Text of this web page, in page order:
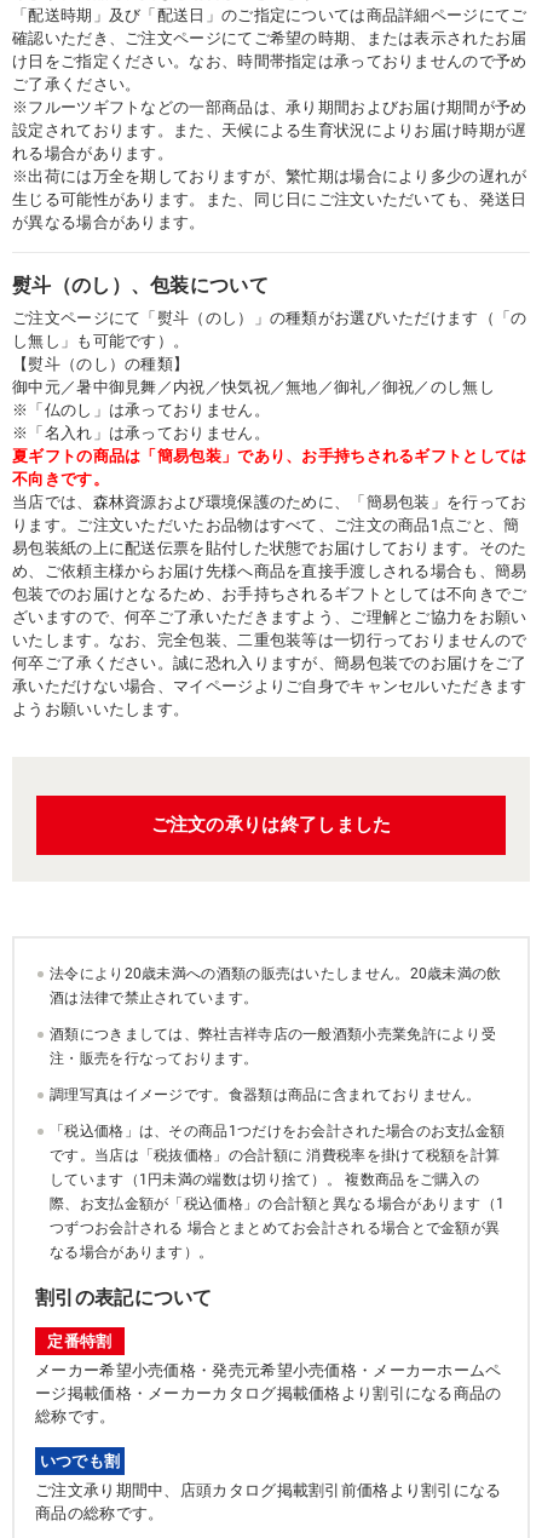
「配送時期」及び「配送日」のご指定については商品詳細ページにてご
確認いただき、ご注文ページにてご希望の時期、または表示されたお届
け日をご指定ください。なお、時間帯指定は承っておりませんので予め
ご了承ください。
※フルーツギフトなどの一部商品は、承り期間およびお届け期間が予め
設定されております。また、天候による生育状況によりお届け時期が遅
れる場合があります。
※出荷には万全を期しておりますが、繁忙期は場合により多少の遅れが
生じる可能性があります。また、同じ日にご注文いただいても、発送日
が異なる場合があります。
熨斗（のし）、包装について
ご注文ページにて「熨斗（のし）」の種類がお選びいただけます（「の
し無し」も可能です）。
【熨斗（のし）の種類】
御中元／暑中御見舞／内祝／快気祝／無地／御礼／御祝／のし無し
※「仏のし」は承っておりません。
※「名入れ」は承っておりません。
夏ギフトの商品は「簡易包装」であり、お手持ちされるギフトとしては
不向きです。
当店では、森林資源および環境保護のために、「簡易包装」を行ってお
ります。ご注文いただいたお品物はすべて、ご注文の商品1点ごと、簡
易包装紙の上に配送伝票を貼付した状態でお届けしております。そのた
め、ご依頼主様からお届け先様へ商品を直接手渡しされる場合も、簡易
包装でのお届けとなるため、お手持ちされるギフトとしては不向きでご
ざいますので、何卒ご了承いただきますよう、ご理解とご協力をお願い
いたします。なお、完全包装、二重包装等は一切行っておりませんので
何卒ご了承ください。誠に恐れ入りますが、簡易包装でのお届けをご了
承いただけない場合、マイページよりご自身でキャンセルいただきます
ようお願いいたします。
ご注文の承りは終了しました
法令により20歳未満への酒類の販売はいたしません。20歳未満の飲
酒は法律で禁止されています。
酒類につきましては、弊社吉祥寺店の一般酒類小売業免許により受
注・販売を行なっております。
調理写真はイメージです。食器類は商品に含まれておりません。
「税込価格」は、その商品1つだけをお会計された場合のお支払金額
です。当店は「税抜価格」の合計額に 消費税率を掛けて税額を計算
しています（1円未満の端数は切り捨て）。 複数商品をご購入の
際、お支払金額が「税込価格」の合計額と異なる場合があります（1
つずつお会計される 場合とまとめてお会計される場合とで金額が異
なる場合があります）。
割引の表記について
定番特割
メーカー希望小売価格・発売元希望小売価格・メーカーホームペ
ージ掲載価格・メーカーカタログ掲載価格より割引になる商品の
総称です。
いつでも割
ご注文承り期間中、店頭カタログ掲載割引前価格より割引になる
商品の総称です。